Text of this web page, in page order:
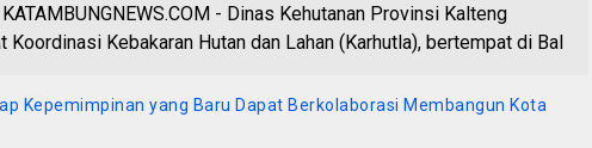
KATAMBUNGNEWS.COM - Dinas Kehutanan Provinsi Kalteng
Koordinasi Kebakaran Hutan dan Lahan (Karhutla), bertempat di Bal
Kepemimpinan yang Baru Dapat Berkolaborasi Membangun Kota